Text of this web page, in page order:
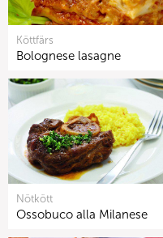
Köttfärs
Bolognese lasagne
Nötkött
Ossobuco alla Milanese